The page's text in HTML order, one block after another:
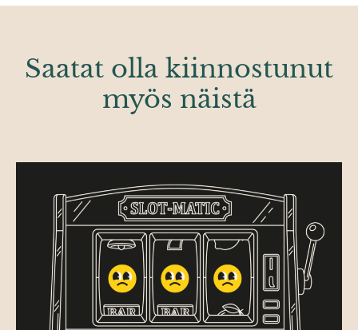
Saatat olla kiinnostunut
myös näistä